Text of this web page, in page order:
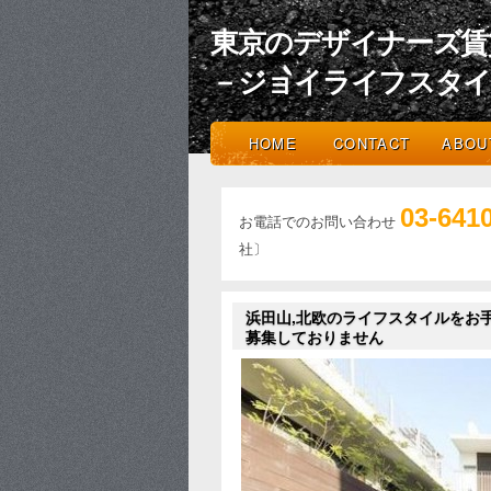
東京のデザイナーズ
－ジョイライフスタ
HOME CONTACT
お電話でのお問い合わせ 03-
社〕
浜田山,北欧のライフスタイルをお
募集しておりません